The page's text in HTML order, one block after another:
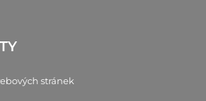
stránek